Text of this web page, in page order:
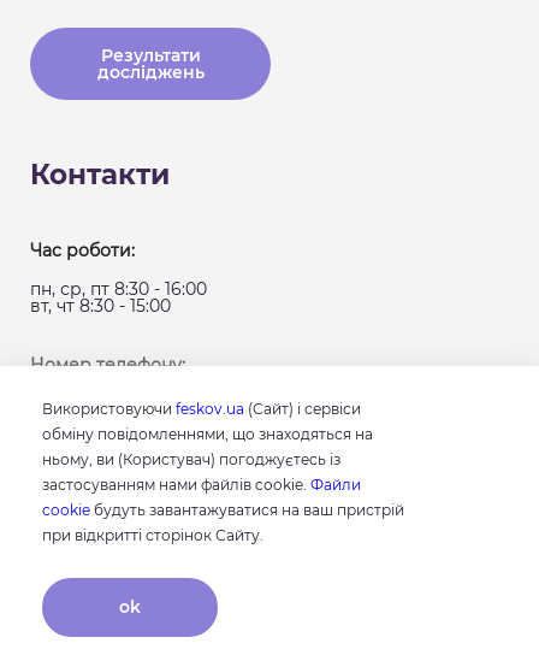
Використовуючи feskov.ua (Сайт) і сервіси
обміну повідомленнями, що знаходяться на
ньому, ви (Користувач) погоджуєтесь із
застосуванням нами файлів cookie. Файли
cookie будуть завантажуватися на ваш пристрій
при відкритті сторінок Сайту.
ok
Результати
досліджень
Контакти
Час роботи:
пн, ср, пт 8:30 - 16:00
вт, чт 8:30 - 15:00
Номер телефону:
+38 098 100 76 76
+38 066 100 76 76
+38 093 100 76 76
+38 057 760 46 66
Telegram:
@feskov_clinic_bot
Email: